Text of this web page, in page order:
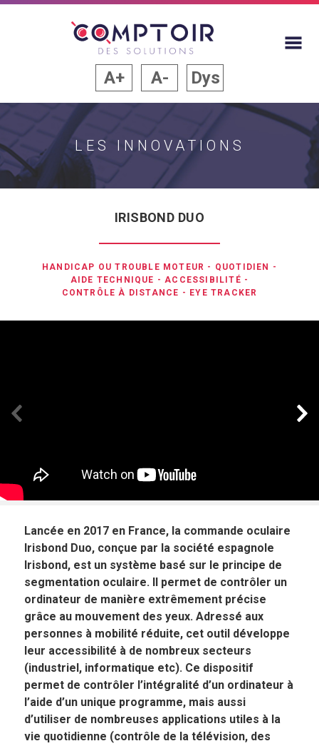
A+ A- Dys
LES INNOVATIONS
IRISBOND DUO
HANDICAP OU TROUBLE MOTEUR - QUOTIDIEN
-
AIDE TECHNIQUE -ACCESSIBILITÉ -
CONTRÔLE À DISTANCE - EYE TRACKER
Panneau précédent
Lancée en 2017 en France, la commande oculaire
Irisbond Duo, conçue par la société espagnole
Irisbond, est un système basé sur le principe de
segmentation oculaire. Il permet de contrôler un
ordinateur de manière extrêmement précise
grâce au mouvement des yeux. Adressé aux
personnes à mobilité réduite, cet outil développe
leur accessibilité à de nombreux secteurs
(industriel, informatique etc). Ce dispositif
permet de contrôler l’intégralité d’un ordinateur à
l’aide d’un unique programme, mais aussi
d’utiliser de nombreuses applications utiles à la
vie quotidienne (contrôle de la télévision, des